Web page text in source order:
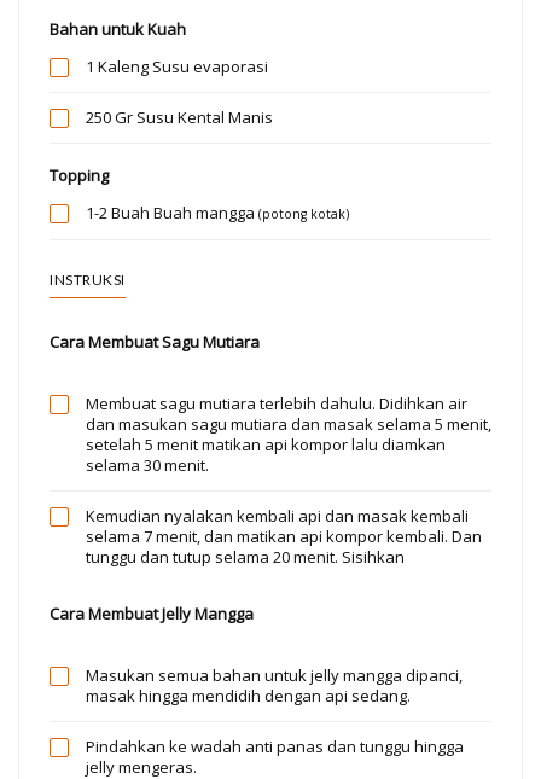
Bahan untuk Kuah
1 Kaleng Susu evaporasi
250 Gr Susu Kental Manis
Topping
1-2 Buah Buah mangga (potong kotak)
INSTRUKSI
Cara Membuat Sagu Mutiara
Membuat sagu mutiara terlebih dahulu. Didihkan air
dan masukan sagu mutiara dan masak selama 5 menit,
setelah 5 menit matikan api kompor lalu diamkan
selama 30 menit.
Kemudian nyalakan kembali api dan masak kembali
selama 7 menit, dan matikan api kompor kembali. Dan
tunggu dan tutup selama 20 menit. Sisihkan
Cara Membuat Jelly Mangga
Masukan semua bahan untuk jelly mangga dipanci,
masak hingga mendidih dengan api sedang.
Pindahkan ke wadah anti panas dan tunggu hingga
jelly mengeras.